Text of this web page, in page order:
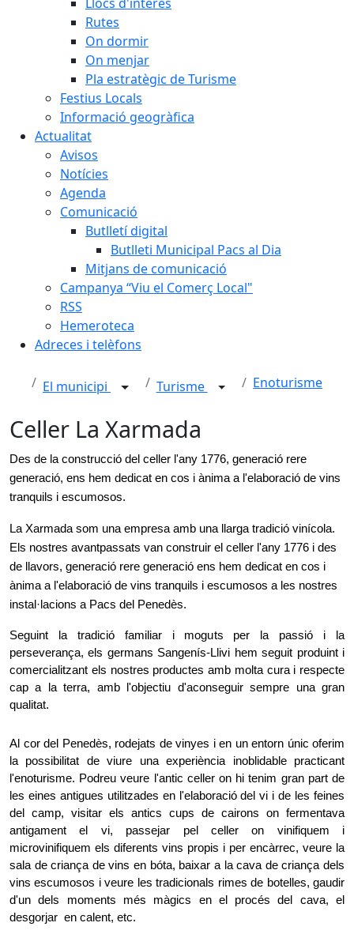
Rutes
On dormir
On menjar
Pla estratègic de Turisme
Festius Locals
Informació geogràfica
Actualitat
Avisos
Notícies
Agenda
Comunicació
Butlletí digital
Butlleti Municipal Pacs al Dia
Mitjans de comunicació
Campanya “Viu el Comerç Local"
RSS
Hemeroteca
Adreces i telèfons
El municipi Turisme Enoturisme
Celler La Xarmada
Des de la construcció del celler l'any 1776, generació rere
generació, ens hem dedicat en cos i ànima a l'elaboració de vins
tranquils i escumosos.
La Xarmada som una empresa amb una llarga tradició vinícola.
Els nostres avantpassats van construir el celler l'any 1776 i des
de llavors, generació rere generació ens hem dedicat en cos i
ànima a l'elaboració de vins tranquils i escumosos a les nostres
instal·lacions a Pacs del Penedès.
Seguint la tradició familiar i moguts per la passió i la
perseverança, els germans Sangenís-Llivi hem seguit produint i
comercialitzant els nostres productes amb molta cura i respecte
cap a la terra, amb l'objectiu d'aconseguir sempre una gran
qualitat.
Al cor del Penedès, rodejats de vinyes i en un entorn únic oferim
la possibilitat de viure una experiència inoblidable practicant
l'enoturisme. Podreu veure l'antic celler on hi tenim gran part de
les eines antigues utilitzades en l'elaboració del vi i de les feines
del camp, visitar els antics cups de cairons on fermentava
antigament el vi, passejar pel celler on vinifiquem i
microvinifiquem els diferents vins propis i per encàrrec, veure la
sala de criança de vins en bóta, baixar a la cava de criança dels
vins escumosos i veure les tradicionals rimes de botelles, gaudir
d'un dels moments més màgics en el procés del cava, el
desgorjar  en calent, etc.